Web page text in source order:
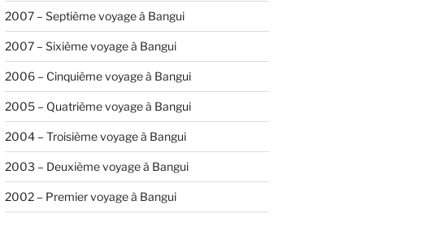
2007 – Septième voyage à Bangui
2007 – Sixième voyage à Bangui
2006 – Cinquième voyage à Bangui
2005 – Quatrième voyage à Bangui
2004 – Troisième voyage à Bangui
2003 – Deuxième voyage à Bangui
2002 – Premier voyage à Bangui